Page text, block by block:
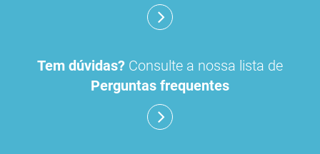
Tem dúvidas? Consulte a nossa lista de
Perguntas frequentes